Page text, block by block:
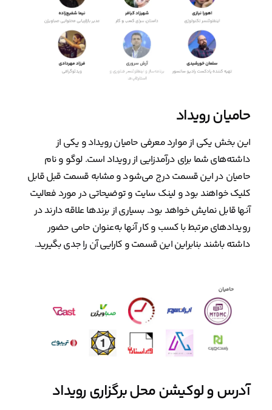
حامیان رویداد
این بخش یکی از موارد معرفی حامیان رویداد و یکی از
داشته‌های شما برای درآمدزایی از رویداد است. لوگو و نام
حامیان در این قسمت درج می‌شود و مشابه قسمت قبل قابل
کلیک خواهند بود و لینک سایت و توضیحاتی در مورد فعالیت
آنها قابل نمایش خواهد بود. بسیاری از برندها علاقه دارند در
رویدادهای مرتبط با کسب و کار آنها به‌عنوان حامی حضور
داشته باشند بنابراین این قسمت و کارایی آن را جدی بگیرید.
آدرس و لوکیشن محل برگزاری رویداد